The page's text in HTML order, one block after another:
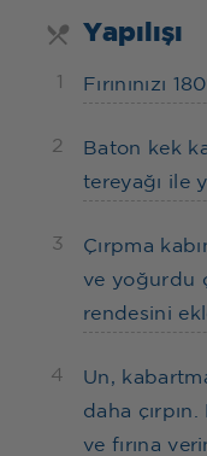
Yapılışı
1 Fırınınızı
2
Baton kek
tereyağı ile
3
Çırpma
ve yoğurdu
rendesini
4
Un,
daha çırpın.
ve fırına